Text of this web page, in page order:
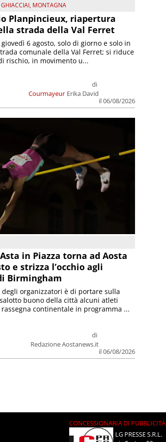
GHIACCIAI, MONTAGNA
Planpincieux, riapertura
strada della Val Ferret
Courmayeur
di
Erika David
il 06/08/2026
6 agosto, solo di giorno e solo in
comunale della Val Ferret; si riduce
rischio, in movimento u...
in Piazza torna ad Aosta
e strizza l’occhio agli
Birmingham
di
Redazione Aostanews.it
il 06/08/2026
degli organizzatori è di portare sulla
buono della città alcuni atleti
continentale in programma ...
CONCESSIONARIA DI PUBBLICITÀ
LG PRESSE S.R.L.